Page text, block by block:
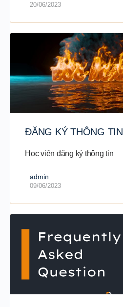
20/06/2023
ĐĂNG KÝ THÔNG TIN
Học viên đăng ký thông tin
admin
09/06/2023